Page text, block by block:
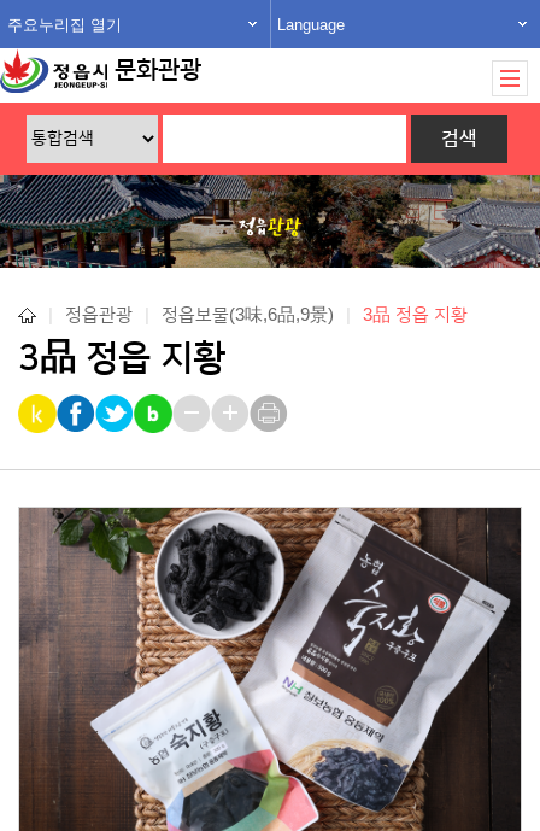
주요누리집 열기 Language
문화관광
정읍관광 정읍보물(3味,6品,9景) 3品 정읍 지황
3品 정읍 지황